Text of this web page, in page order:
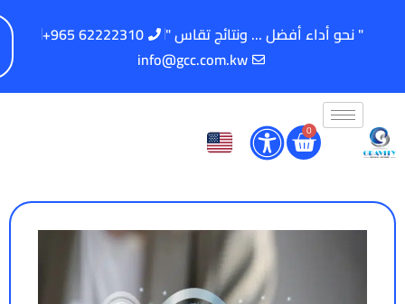
" نحو أداء أفضل ... ونتائج تقاس "
62222310 965+
info@gcc.com.kw
0